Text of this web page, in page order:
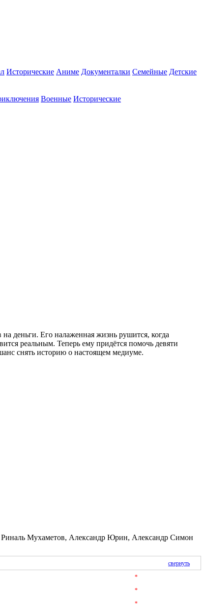
Исторические Аниме Документалки Семейные Детские
Военные Исторические
деньги. Его налаженная жизнь рушится, когда
реальным. Теперь ему придётся помочь девяти
снять историю о настоящем медиуме.
Мухаметов, Александр Юрин, Александр Симон
свернуть
*
*
*